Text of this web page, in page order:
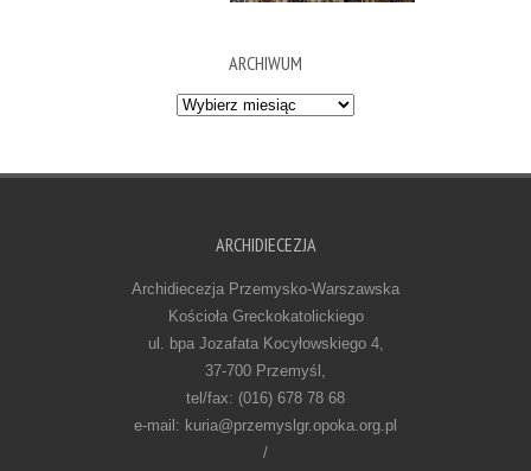
ARCHIWUM
Archiwum
ARCHIDIECEZJA
Archidiecezja Przemysko-Warszawska
Kościoła Greckokatolickiego
ul. bpa Jozafata Kocyłowskiego 4,
37-700 Przemyśl,
tel/fax: (016) 678 78 68
e-mail: kuria@przemyslgr.opoka.org.pl
/